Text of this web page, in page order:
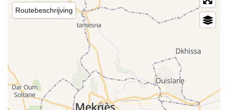
Routebeschrijving